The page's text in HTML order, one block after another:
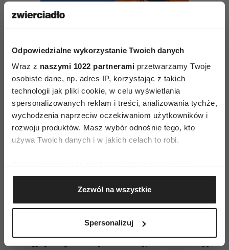
Odpowiedzialne wykorzystanie Twoich danych
Wraz z naszymi 1022 partnerami przetwarzamy Twoje
osobiste dane, np. adres IP, korzystając z takich
technologii jak pliki cookie, w celu wyświetlania
spersonalizowanych reklam i treści, analizowania tychże,
wychodzenia naprzeciw oczekiwaniom użytkowników i
rozwoju produktów. Masz wybór odnośnie tego, kto
używa Twoich danych i w jakich celach to robi.
Gromadzić dane dotyczące Twojej lokalizacji
geograficznej z dokładnością nawet do kilku metrów
Identyfikować Twoje urządzenie, aktywnie
(fingerprinting, czyli wirtualny odcisk palca)
Zezwól na wszystkie
Spersonalizuj
ZAMÓW
E-WYDANIE